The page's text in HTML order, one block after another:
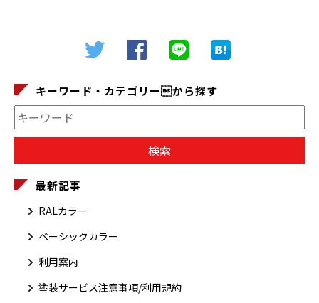
キーワード・カテゴリーから探す
最新記事
RALカラー
ベーシックカラー
利用案内
塗装サービス注意事項/利用規約